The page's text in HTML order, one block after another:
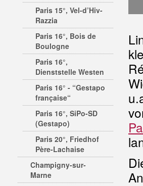
Paris 15°, Vel-d’Hiv-
Razzia
Paris 16°, Bois de
Boulogne
Paris 16°,
Dienststelle Westen
Paris 16° - “Gestapo
française“
Paris 16°, SiPo-SD
(Gestapo)
Paris 20°, Friedhof
Père-Lachaise
Champigny-sur-
Marne